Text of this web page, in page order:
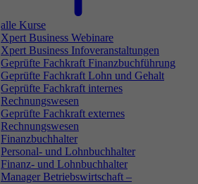
alle Kurse
Xpert Business Webinare
Xpert Business Infoveranstaltungen
Geprüfte Fachkraft Finanzbuchführung
Geprüfte Fachkraft Lohn und Gehalt
Geprüfte Fachkraft internes
Rechnungswesen
Geprüfte Fachkraft externes
Rechnungswesen
Finanzbuchhalter
Personal- und Lohnbuchhalter
Finanz- und Lohnbuchhalter
Manager Betriebswirtschaft –